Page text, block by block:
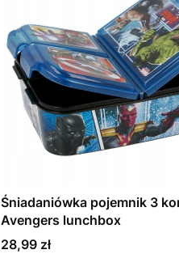
Śniadaniówka pojemnik 3
Avengers lunchbox
Cena
28,99 zł